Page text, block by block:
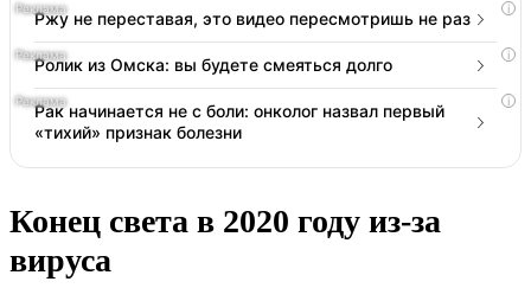
i
Ржу не переставая, это видео пересмотришь не раз
i
Ролик из Омска: вы будете смеяться долго
i
Рак начинается не с боли: онколог назвал первый
«тихий» признак болезни
Конец света в 2020 году из-за
вируса